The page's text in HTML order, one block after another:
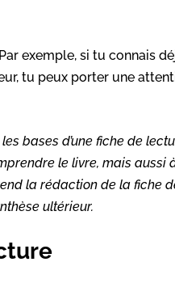
exemple, si tu connais
tu peux porter une
bases d’une fiche de
le livre, mais aussi
la rédaction de la fiche
ultérieur.